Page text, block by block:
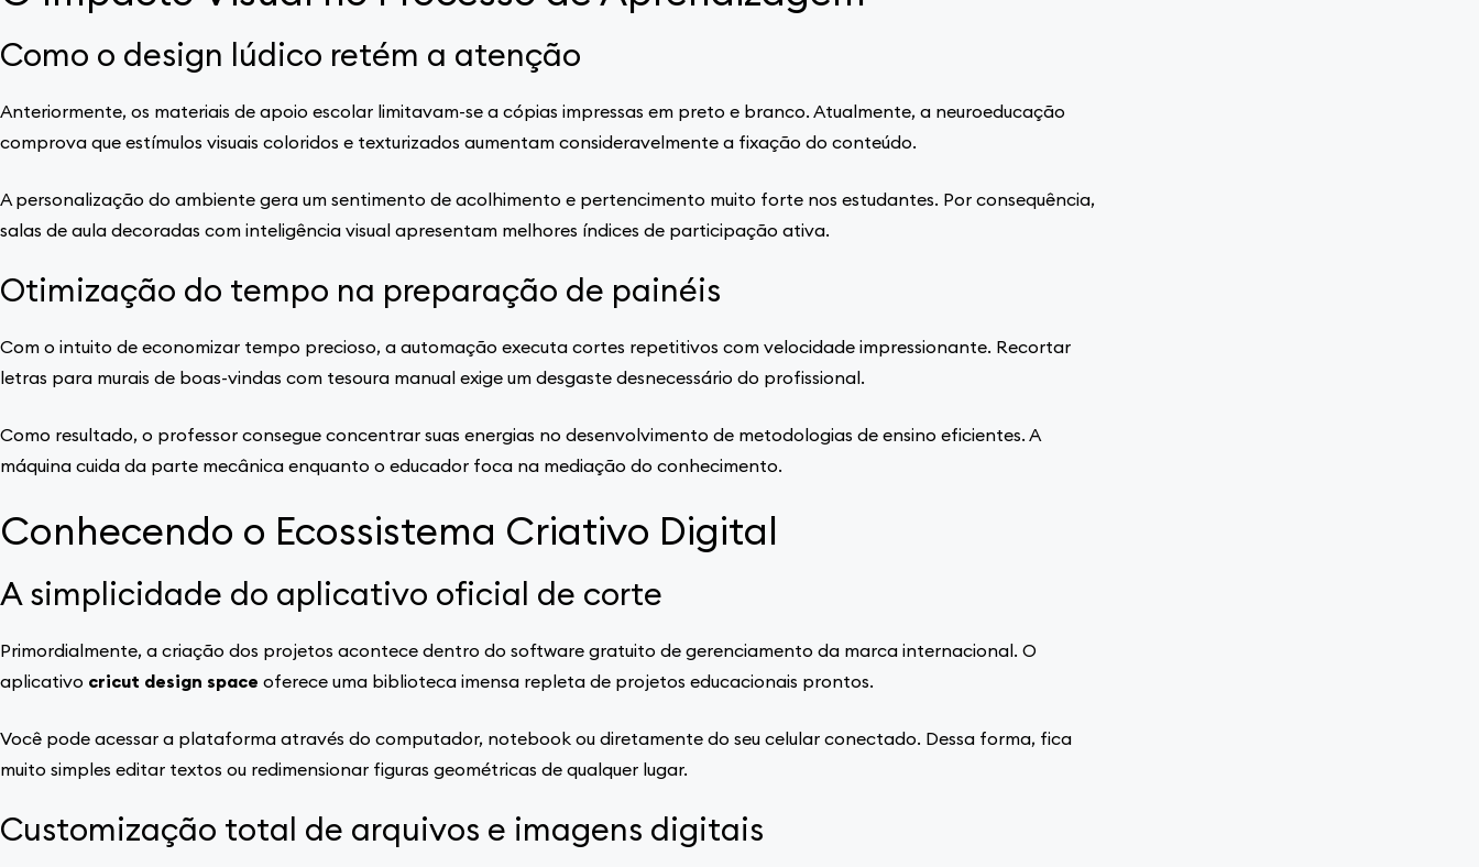
Como o design lúdico retém a atenção
Anteriormente, os materiais de apoio escolar limitavam-se a cópias impressas em preto e branco. Atualmente, a neuroeducação
comprova que estímulos visuais coloridos e texturizados aumentam consideravelmente a fixação do conteúdo.
A personalização do ambiente gera um sentimento de acolhimento e pertencimento muito forte nos estudantes. Por consequência,
salas de aula decoradas com inteligência visual apresentam melhores índices de participação ativa.
Otimização do tempo na preparação de painéis
Com o intuito de economizar tempo precioso, a automação executa cortes repetitivos com velocidade impressionante. Recortar
letras para murais de boas-vindas com tesoura manual exige um desgaste desnecessário do profissional.
Como resultado, o professor consegue concentrar suas energias no desenvolvimento de metodologias de ensino eficientes. A
máquina cuida da parte mecânica enquanto o educador foca na mediação do conhecimento.
Conhecendo o Ecossistema Criativo Digital
A simplicidade do aplicativo oficial de corte
Primordialmente, a criação dos projetos acontece dentro do software gratuito de gerenciamento da marca internacional. O
aplicativo cricut design space oferece uma biblioteca imensa repleta de projetos educacionais prontos.
Você pode acessar a plataforma através do computador, notebook ou diretamente do seu celular conectado. Dessa forma, fica
muito simples editar textos ou redimensionar figuras geométricas de qualquer lugar.
Customização total de arquivos e imagens digitais